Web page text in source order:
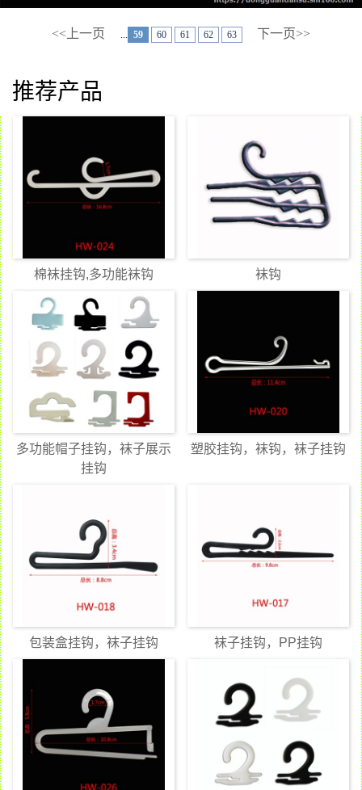
<<上一页 ... 59 60 61 62 63 下一页>>
推荐产品
棉袜挂钩,多功能袜钩 袜钩
多功能帽子挂钩，袜子展示
挂钩
塑胶挂钩，袜钩，袜子挂钩
包装盒挂钩，袜子挂钩 袜子挂钩，PP挂钩